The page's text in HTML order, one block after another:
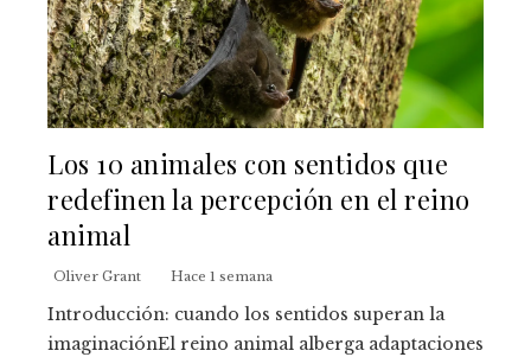
Los 10 animales con sentidos que
redefinen la percepción en el reino
animal
Oliver Grant Hace 1 semana
Introducción: cuando los sentidos superan la
imaginaciónEl reino animal alberga adaptaciones